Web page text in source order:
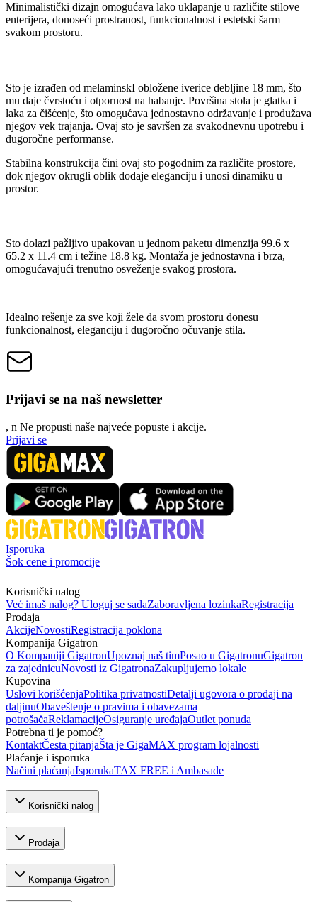
Minimalistički dizajn omogućava lako uklapanje u različite stilove
enterijera, donoseći prostranost, funkcionalnost i estetski šarm
svakom prostoru.
Sto je izrađen od melaminskI obložene iverice debljine 18 mm, što
mu daje čvrstoću i otpornost na habanje. Površina stola je glatka i
laka za čišćenje, što omogućava jednostavno održavanje i produžava
njegov vek trajanja. Ovaj sto je savršen za svakodnevnu upotrebu i
dugoročne performanse.
Stabilna konstrukcija čini ovaj sto pogodnim za različite prostore,
dok njegov okrugli oblik dodaje eleganciju i unosi dinamiku u
prostor.
Sto dolazi pažljivo upakovan u jednom paketu dimenzija 99.6 x
65.2 x 11.4 cm i težine 18.8 kg. Montaža je jednostavna i brza,
omogućavajući trenutno osveženje svakog prostora.
Idealno rešenje za sve koji žele da svom prostoru donesu
funkcionalnost, eleganciju i dugoročno očuvanje stila.
Prijavi se na naš newsletter
, n Ne propusti naše najveće popuste i akcije.
Prijavi se
Isporuka
Šok cene i promocije
Korisnički nalog
Već imaš nalog? Uloguj se sadaZaboravljena lozinkaRegistracija
Prodaja
AkcijeNovostiRegistracija poklona
Kompanija Gigatron
O Kompaniji GigatronUpoznaj naš timPosao u GigatronuGigatron
za zajednicuNovosti iz GigatronaZakupljujemo lokale
Kupovina
Uslovi korišćenjaPolitika privatnostiDetalji ugovora o prodaji na
daljinuObaveštenje o pravima i obavezama
potrošačaReklamacijeOsiguranje uređajaOutlet ponuda
Potrebna ti je pomoć?
KontaktČesta pitanjaŠta je GigaMAX program lojalnosti
Plaćanje i isporuka
Načini plaćanjaIsporukaTAX FREE i Ambasade
Korisnički nalog
Prodaja
Kompanija Gigatron